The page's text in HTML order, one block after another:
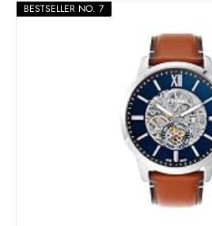
BESTSELLER NO. 7